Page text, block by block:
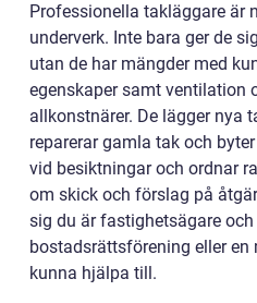
Professionella takläggare är
underverk. Inte bara ger de
utan de har mängder med
egenskaper samt ventilation
allkonstnärer. De lägger nya
reparerar gamla tak och
vid besiktningar och ordnar
om skick och förslag på
sig du är fastighetsägare
bostadsrättsförening eller
kunna hjälpa till.